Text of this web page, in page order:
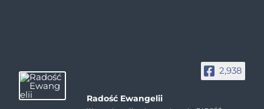
2,938
Radość Ewangelii